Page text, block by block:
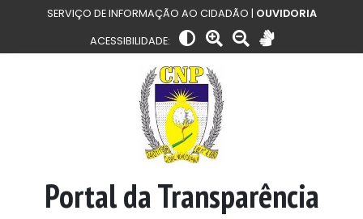
SERVIÇO DE INFORMAÇÃO AO CIDADÃO | OUVIDORIA
ACESSIBILIDADE:
Portal da Transparência